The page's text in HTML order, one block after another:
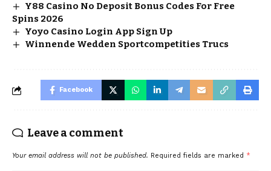
Y88 Casino No Deposit Bonus Codes For Free
Spins 2026
Yoyo Casino Login App Sign Up
Winnende Wedden Sportcompetities Trucs
Facebook
Leave a comment
Your email address will not be published. Required fields are marked *